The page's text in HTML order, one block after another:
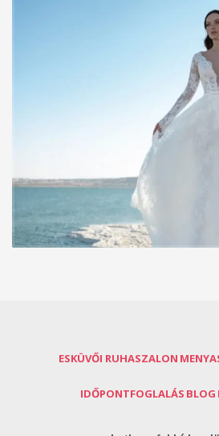
ESKÜVŐI RUHASZALON
IDŐPONTFOGLALÁS BLOG